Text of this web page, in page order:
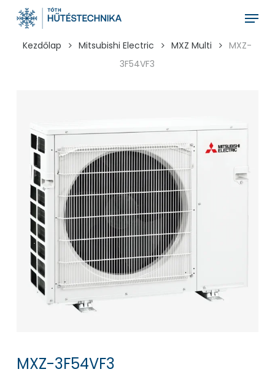
Menu
Kezdőlap Mitsubishi Electric MXZ Multi
MXZ-
3F54VF3
MXZ-3F54VF3